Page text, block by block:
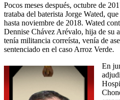
Pocos meses después, octubre de
trataba del baterista Jorge Wated,
hasta noviembre de 2018. Wated
Dennise Chávez Arévalo, hija de su
tenía militancia correísta, venía de
sentenciado en el caso Arroz Verde.
En